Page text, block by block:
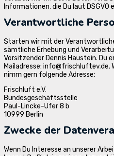
Informationen, die Du laut DSGVO
Verantwortliche
Starten wir mit der
sämtliche Erhebung und
Vorsitzender Dennis Haustein. Du
Mailadresse: info@frischluftev.de.
nimm gern folgende Adresse:
Frischluft e.V.
Bundesgeschäftsstelle
Paul-Lincke-Ufer 8 b
10999 Berlin
Zwecke der
Wenn Du Interesse an unserer